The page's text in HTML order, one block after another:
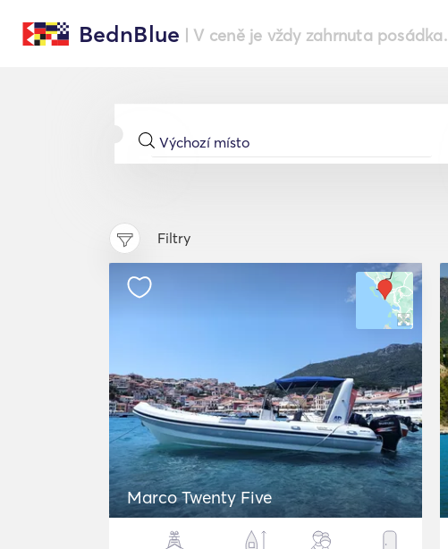
BednBlue | V ceně je vždy zahrnuta posádka.
Filtry
Marco Twenty Five